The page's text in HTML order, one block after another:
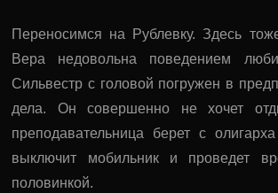
Переносимся на Рублевку. Здесь
Вера недовольна поведением
Сильвестр с головой погружен в
дела. Он совершенно не хочет
преподавательница берет с
выключит мобильник и проведет
половинкой.